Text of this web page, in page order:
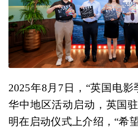
2025年8月7日，“英国电影
华中地区活动启动，英国
明在启动仪式上介绍，“希